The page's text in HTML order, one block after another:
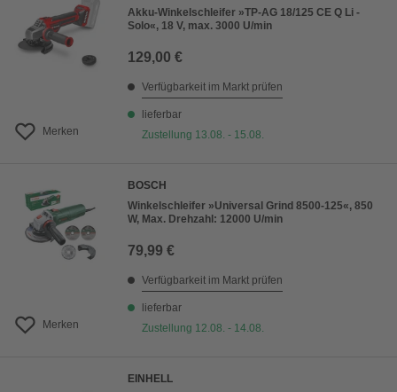
Merken
Akku-Winkelschleifer »TP-AG 18/125 CE Q Li -
Solo«, 18 V, max. 3000 U/min
129,00 €
Verfügbarkeit im Markt prüfen
lieferbar
Zustellung 13.08. - 15.08.
Merken
BOSCH
Winkelschleifer »Universal Grind 8500-125«, 850
W, Max. Drehzahl: 12000 U/min
79,99 €
Verfügbarkeit im Markt prüfen
lieferbar
Zustellung 12.08. - 14.08.
EINHELL